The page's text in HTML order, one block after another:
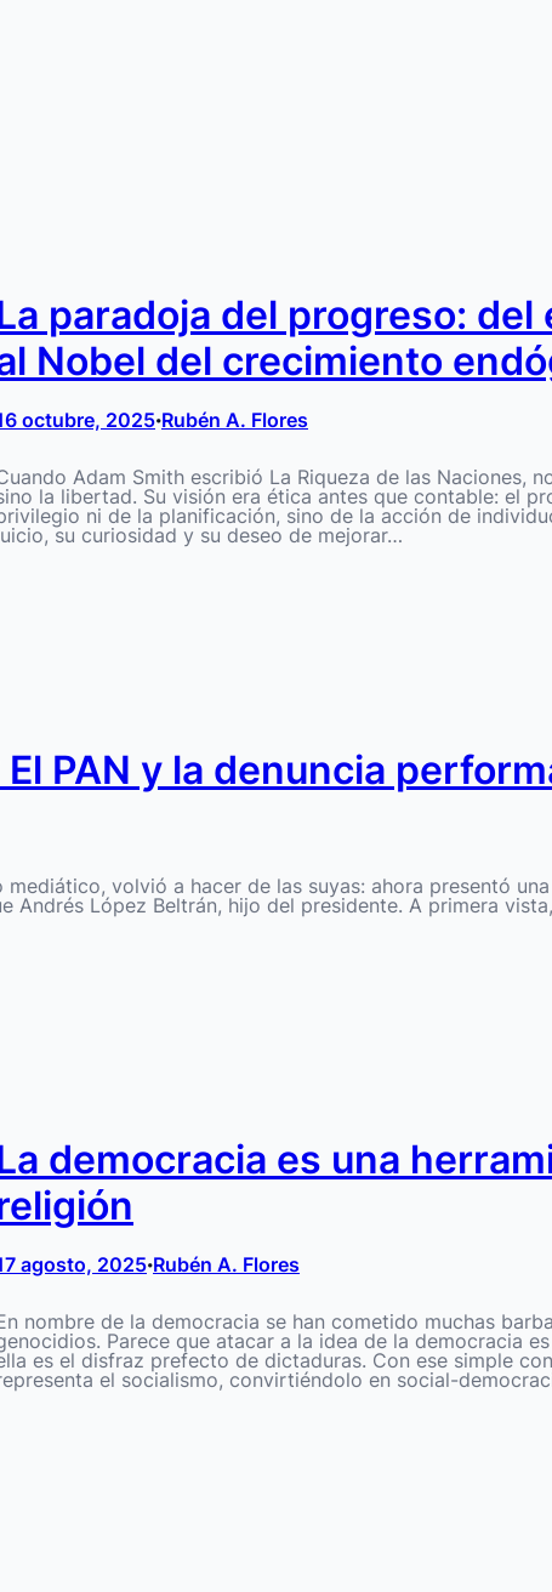
paradoja del progreso:
Nobel del crecimiento
octubre, 2025•Rubén A. Flores
Adam Smith escribió La Riqueza de las Naciones,
la libertad. Su visión era ética antes que contable: el
ni de la planificación, sino de la acción de
su curiosidad y su deseo de mejorar…
PAN y la denuncia
volvió a hacer de las suyas: ahora presentó
Andrés López Beltrán, hijo del presidente. A primera
democracia es una
agosto, 2025•Rubén A. Flores
nombre de la democracia se han cometido muchas
Parece que atacar a la idea de la democracia
es el disfraz prefecto de dictaduras. Con ese simple
el socialismo, convirtiéndolo en social-